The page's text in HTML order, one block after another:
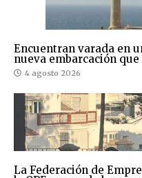
Encuentran varada en
nueva embarcación
4 agosto 2026
La Federación de